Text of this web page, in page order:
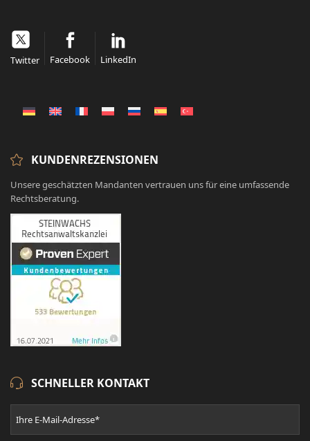
Twitter Facebook LinkedIn
KUNDENREZENSIONEN
Unsere geschätzten Mandanten vertrauen uns für eine umfassende
Rechtsberatung.
SCHNELLER KONTAKT